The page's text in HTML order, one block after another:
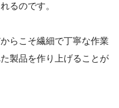
るのです。
らこそ繊細で丁寧な作業
製品を作り上げることが